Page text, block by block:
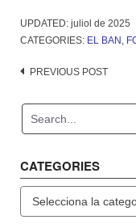
UPDATED: juliol de 2025
CATEGORIES: EL BAN,
Post
PREVIOUS POST
CATEGORIES